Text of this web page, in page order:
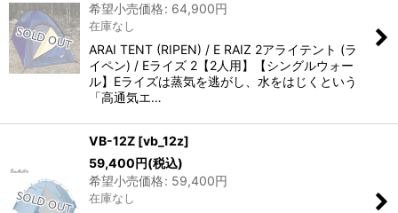
希望小売価格: 64,900円
在庫なし
ARAI TENT (RIPEN) / E RAIZ 2アライテント (ラ
イペン) / Eライズ 2【2人用】【シングルウォー
ル】Eライズは蒸気を逃がし、水をはじくという
「高通気エ…
VB-12Z [vb_12z]
59,400円(税込)
希望小売価格: 59,400円
在庫なし